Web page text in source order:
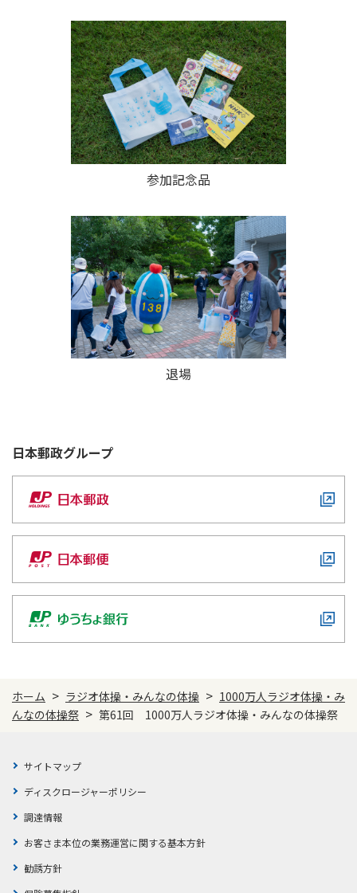
参加記念品
退場
日本郵政グループ
ホーム > ラジオ体操・みんなの体操 > 1000万人ラジオ体操・み
んなの体操祭 > 第61回 1000万人ラジオ体操・みんなの体操祭
サイトマップ
ディスクロージャーポリシー
調達情報
お客さま本位の業務運営に関する基本方針
勧誘方針